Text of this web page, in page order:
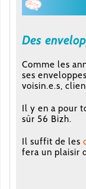
Des
Comme les
ses
voisin.e.s,
Il y en a pour
sûr 56 Bizh.
Il suffit de les
fera un plaisir